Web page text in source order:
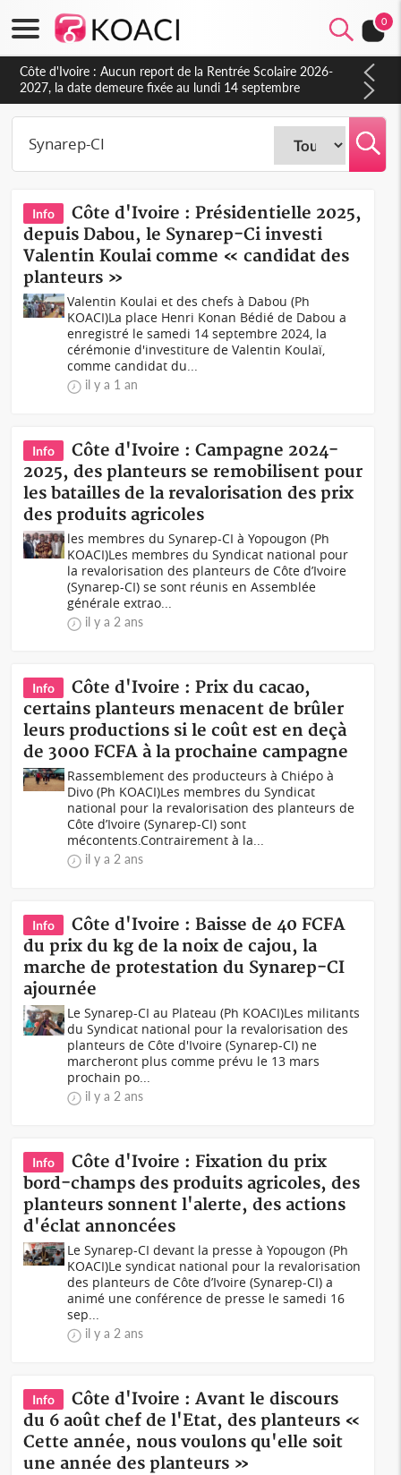
0
Info
Côte d'Ivoire : Présidentielle 2025,
depuis Dabou, le Synarep-Ci investi
Valentin Koulai comme « candidat des
planteurs »
Valentin Koulai et des chefs à Dabou (Ph
KOACI)La place Henri Konan Bédié de Dabou a
enregistré le samedi 14 septembre 2024, la
cérémonie d'investiture de Valentin Koulaï,
comme candidat du...
il y a 1 an
Info
Côte d'Ivoire : Campagne 2024-
2025, des planteurs se remobilisent pour
les batailles de la revalorisation des prix
des produits agricoles
les membres du Synarep-CI à Yopougon (Ph
KOACI)Les membres du Syndicat national pour
la revalorisation des planteurs de Côte d’Ivoire
(Synarep-CI) se sont réunis en Assemblée
générale extrao...
il y a 2 ans
Info
Côte d'Ivoire : Prix du cacao,
certains planteurs menacent de brûler
leurs productions si le coût est en deçà
de 3000 FCFA à la prochaine campagne
Rassemblement des producteurs à Chiépo à
Divo (Ph KOACI)Les membres du Syndicat
national pour la revalorisation des planteurs de
Côte d’Ivoire (Synarep-CI) sont
mécontents.Contrairement à la...
il y a 2 ans
Info
Côte d'Ivoire : Baisse de 40 FCFA
du prix du kg de la noix de cajou, la
marche de protestation du Synarep-CI
ajournée
Le Synarep-CI au Plateau (Ph KOACI)Les militants
du Syndicat national pour la revalorisation des
planteurs de Côte d'Ivoire (Synarep-CI) ne
marcheront plus comme prévu le 13 mars
prochain po...
il y a 2 ans
Info
Côte d'Ivoire : Fixation du prix
bord-champs des produits agricoles, des
planteurs sonnent l'alerte, des actions
d'éclat annoncées
Le Synarep-CI devant la presse à Yopougon (Ph
KOACI) Le syndicat national pour la revalorisation
des planteurs de Côte d’Ivoire (Synarep-CI) a
animé une conférence de presse le samedi 16
sep...
il y a 2 ans
Info
Côte d'Ivoire : Avant le discours
du 6 août chef de l'Etat, des planteurs «
Cette année, nous voulons qu'elle soit
une année des planteurs »